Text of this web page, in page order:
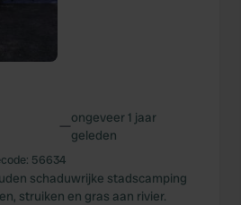
—ongeveer 1 jaar
geleden
56634
schaduwrijke stadscamping
struiken en gras aan rivier.